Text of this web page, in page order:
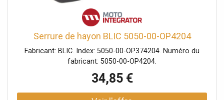
Serrure de hayon BLIC 5050-00-OP4204
Fabricant: BLIC. Index: 5050-00-OP374204. Numéro du
fabricant: 5050-00-OP4204.
34,85 €